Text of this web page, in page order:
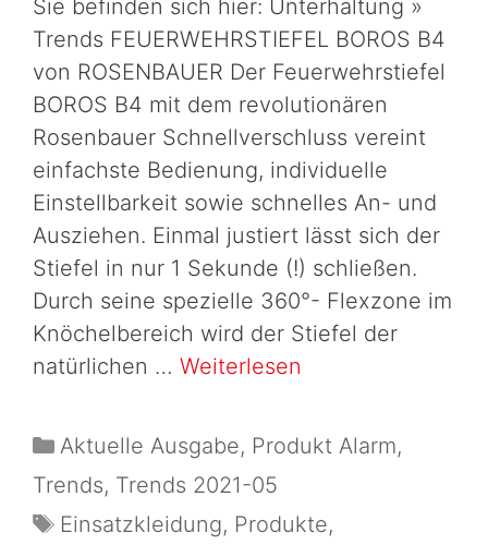
Sie befinden sich hier: Unterhaltung »
Trends FEUERWEHRSTIEFEL BOROS B4
von ROSENBAUER Der Feuerwehrstiefel
BOROS B4 mit dem revolutionären
Rosenbauer Schnellverschluss vereint
einfachste Bedienung, individuelle
Einstellbarkeit sowie schnelles An- und
Ausziehen. Einmal justiert lässt sich der
Stiefel in nur 1 Sekunde (!) schließen.
Durch seine spezielle 360°- Flexzone im
Knöchelbereich wird der Stiefel der
natürlichen … Weiterlesen
Aktuelle Ausgabe, Produkt Alarm,
Trends, Trends 2021-05
Einsatzkleidung, Produkte,